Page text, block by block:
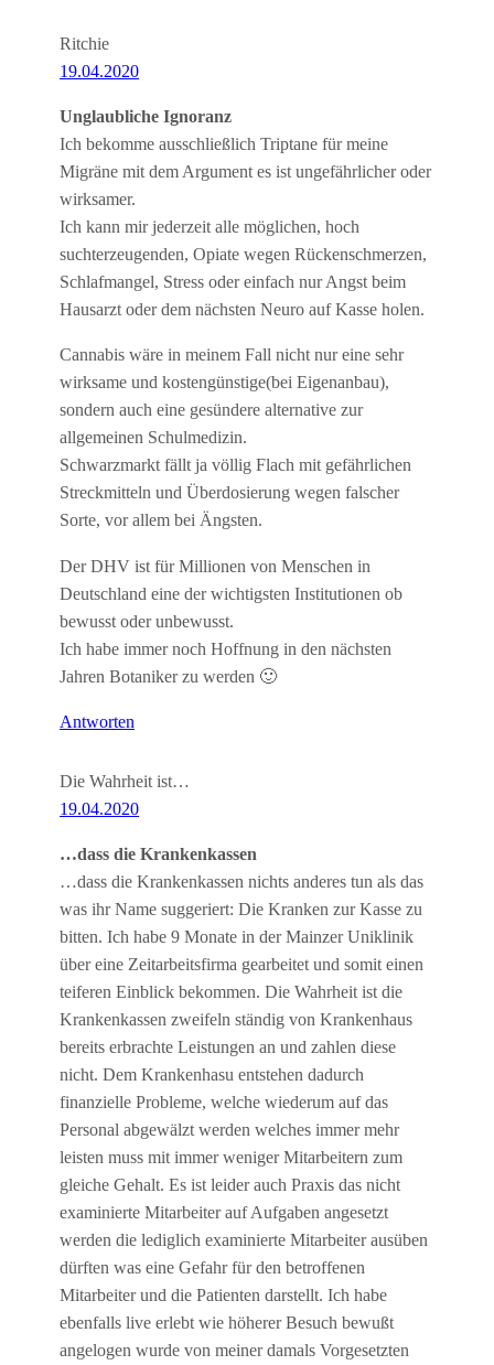
Ritchie
19.04.2020
Unglaubliche Ignoranz
Ich bekomme ausschließlich Triptane für meine
Migräne mit dem Argument es ist ungefährlicher oder
wirksamer.
Ich kann mir jederzeit alle möglichen, hoch
suchterzeugenden, Opiate wegen Rückenschmerzen,
Schlafmangel, Stress oder einfach nur Angst beim
Hausarzt oder dem nächsten Neuro auf Kasse holen.
Cannabis wäre in meinem Fall nicht nur eine sehr
wirksame und kostengünstige(bei Eigenanbau),
sondern auch eine gesündere alternative zur
allgemeinen Schulmedizin.
Schwarzmarkt fällt ja völlig Flach mit gefährlichen
Streckmitteln und Überdosierung wegen falscher
Sorte, vor allem bei Ängsten.
Der DHV ist für Millionen von Menschen in
Deutschland eine der wichtigsten Institutionen ob
bewusst oder unbewusst.
Ich habe immer noch Hoffnung in den nächsten
Jahren Botaniker zu werden 🙂
Antworten
Die Wahrheit ist…
19.04.2020
…dass die Krankenkassen
…dass die Krankenkassen nichts anderes tun als das
was ihr Name suggeriert: Die Kranken zur Kasse zu
bitten. Ich habe 9 Monate in der Mainzer Uniklinik
über eine Zeitarbeitsfirma gearbeitet und somit einen
teiferen Einblick bekommen. Die Wahrheit ist die
Krankenkassen zweifeln ständig von Krankenhaus
bereits erbrachte Leistungen an und zahlen diese
nicht. Dem Krankenhasu entstehen dadurch
finanzielle Probleme, welche wiederum auf das
Personal abgewälzt werden welches immer mehr
leisten muss mit immer weniger Mitarbeitern zum
gleiche Gehalt. Es ist leider auch Praxis das nicht
examinierte Mitarbeiter auf Aufgaben angesetzt
werden die lediglich examinierte Mitarbeiter ausüben
dürften was eine Gefahr für den betroffenen
Mitarbeiter und die Patienten darstellt. Ich habe
ebenfalls live erlebt wie höherer Besuch bewußt
angelogen wurde von meiner damals Vorgesetzten